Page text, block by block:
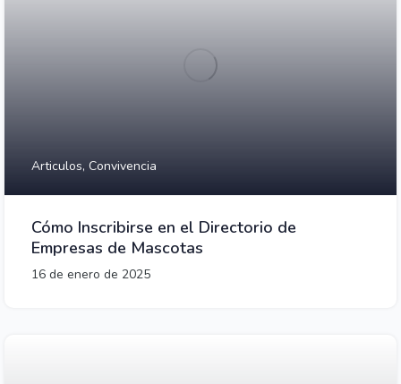
Articulos, Convivencia
Cómo Inscribirse en el Directorio de
Empresas de Mascotas
16 de enero de 2025